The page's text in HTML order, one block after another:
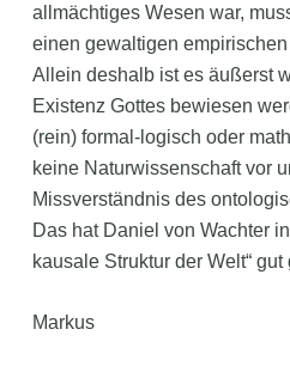
allmächtiges Wesen war,
einen gewaltigen
Allein deshalb ist es äußerst
Existenz Gottes bewiesen
(rein) formal-logisch oder
keine Naturwissenschaft vor
Missverständnis des
Das hat Daniel von Wachter
kausale Struktur der Welt“ gut
Markus